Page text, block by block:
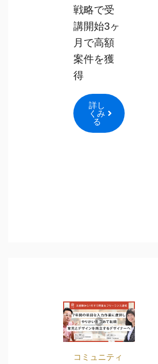
戦略で受
講開始3ヶ
月で高額
案件を獲
得
詳し
くみ
る
コミュニティ